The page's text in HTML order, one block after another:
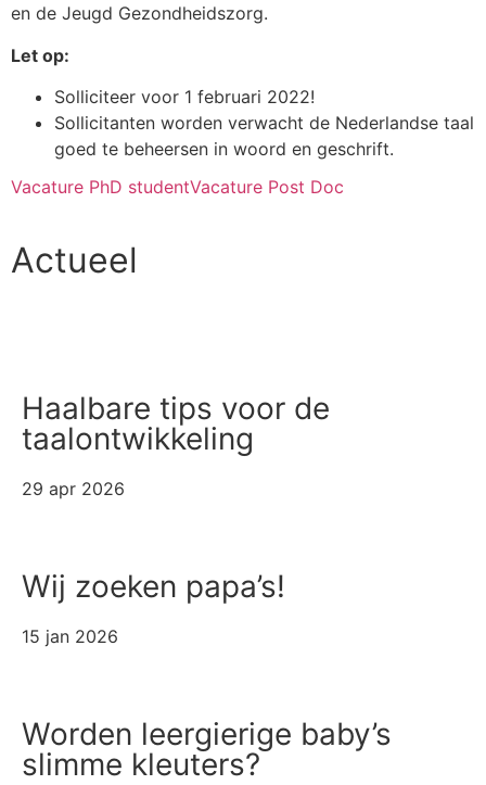
en de Jeugd Gezondheidszorg.
Let op:
Solliciteer voor 1 februari 2022!
Sollicitanten worden verwacht de Nederlandse taal
goed te beheersen in woord en geschrift.
Vacature PhD studentVacature Post Doc
Actueel
Haalbare tips voor de
taalontwikkeling
29 apr 2026
Wij zoeken papa’s!
15 jan 2026
Worden leergierige baby’s
slimme kleuters?